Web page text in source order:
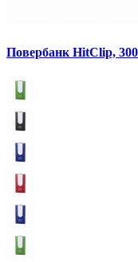
Повербанк HitClip,